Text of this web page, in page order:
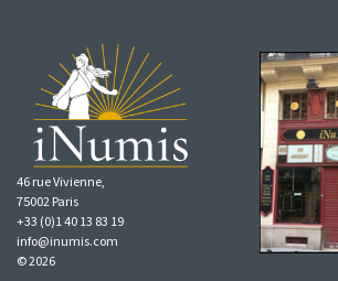
46 rue Vivienne,
75002 Paris
+33 (0)1 40 13 83 19
info@inumis.com
© 2026